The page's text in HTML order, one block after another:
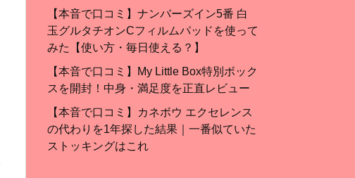
【本音で口コミ】ナンバーズイン5番 白
玉グルタチオンCフィルムパッドを使って
みた【使い方・毎日使える？】
【本音で口コミ】My Little Box特別ボック
スを開封！中身・満足度を正直レビュー
【本音で口コミ】カネボウ エクセレンス
の代わりを1年探した結果｜一番似ていた
ストッキングはこれ